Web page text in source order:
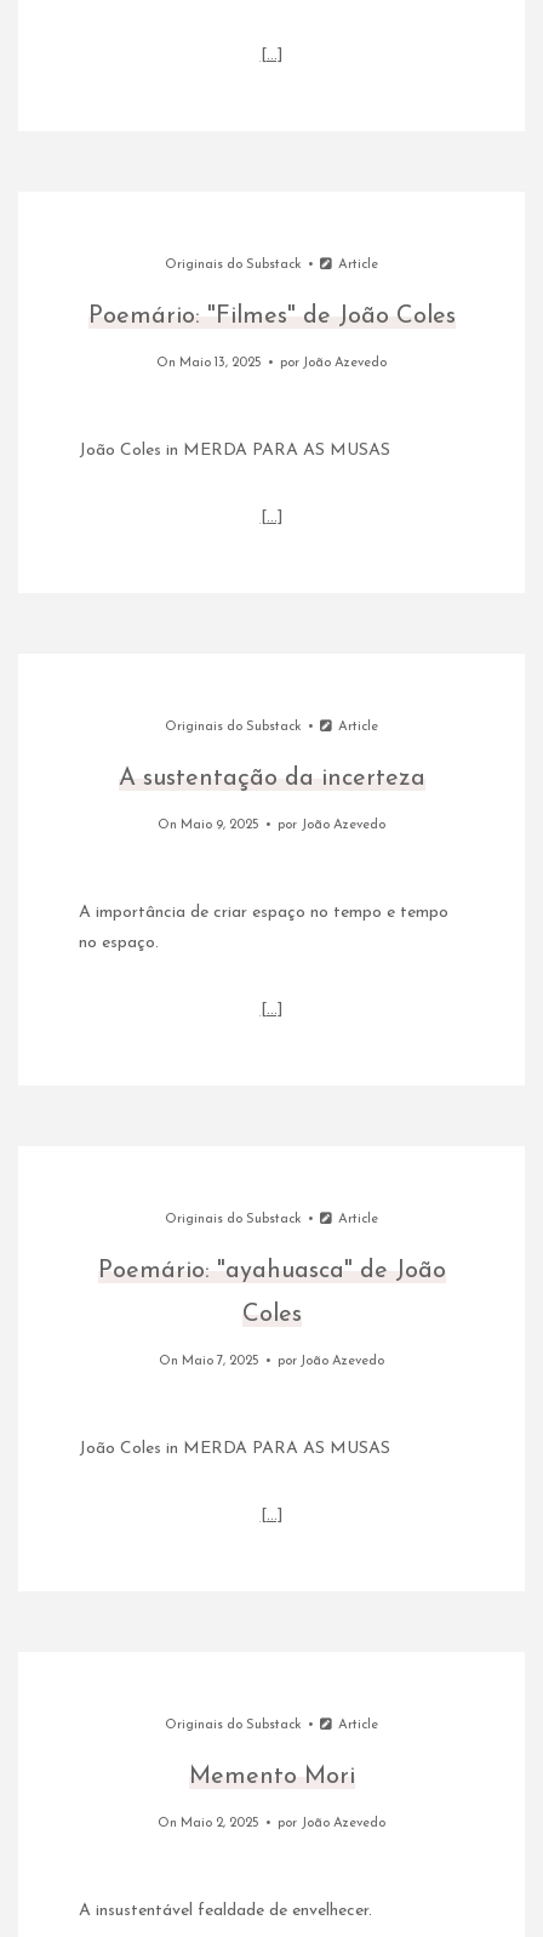
[…]
Originais do Substack Article
Poemário: "Filmes" de João Coles
On Maio 13, 2025 por João Azevedo
João Coles in MERDA PARA AS MUSAS
[…]
Originais do Substack Article
A sustentação da incerteza
On Maio 9, 2025 por João Azevedo
A importância de criar espaço no tempo e tempo
no espaço.
[…]
Originais do Substack Article
Poemário: "ayahuasca" de João
Coles
On Maio 7, 2025 por João Azevedo
João Coles in MERDA PARA AS MUSAS
[…]
Originais do Substack Article
Memento Mori
On Maio 2, 2025 por João Azevedo
A insustentável fealdade de envelhecer.